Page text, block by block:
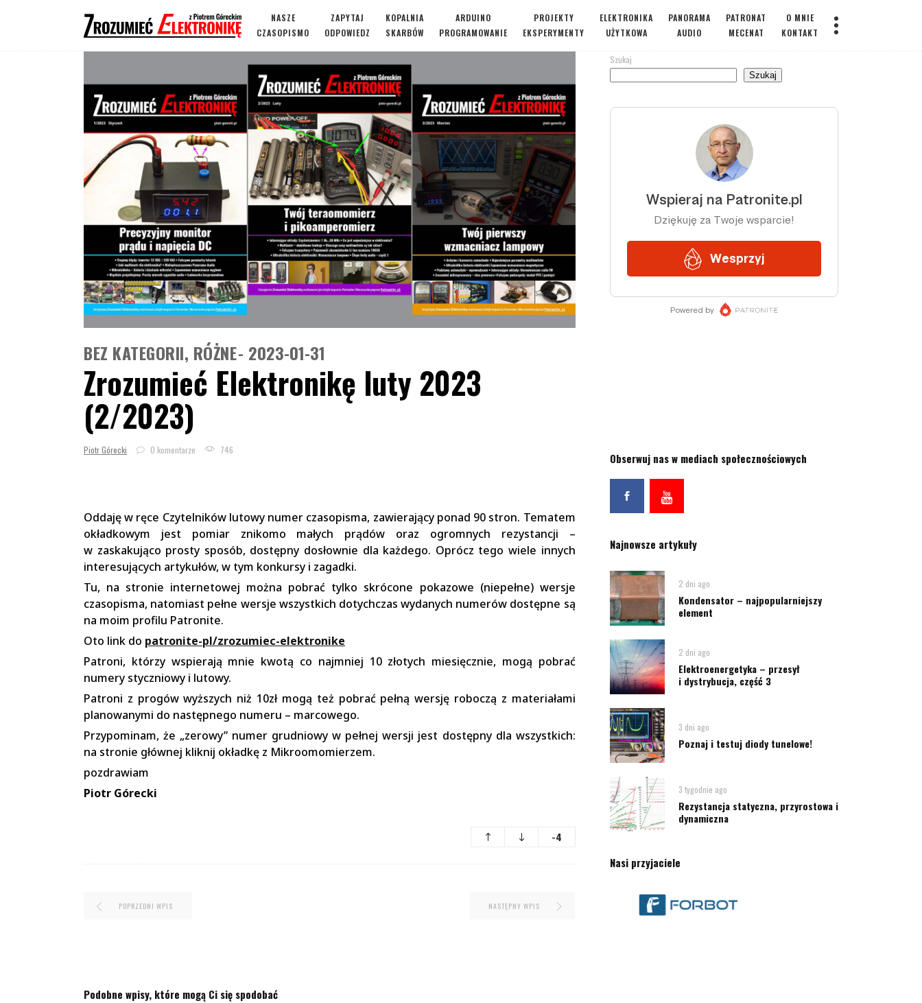
NASZE
CZASOPISMO
ZAPYTAJ
ODPOWIEDZ
KOPALNIA
SKARBÓW
ARDUINO
PROGRAMOWANIE
PROJEKTY
EKSPERYMENTY
ELEKTRONIKA
UŻYTKOWA
PANORAMA
AUDIO
PATRONAT
MECENAT
O MNIE
KONTAKT
BEZ KATEGORII, RÓŻNE 2023-01-31
Zrozumieć Elektronikę luty 2023
(2/2023)
Piotr Górecki 0 komentarze 746
Oddaję w ręce Czytelników lutowy numer czasopisma, zawierający ponad 90 stron. Tematem
okładkowym jest pomiar znikomo małych prądów oraz ogromnych rezystancji –
w zaskakująco prosty sposób, dostępny dosłownie dla każdego. Oprócz tego wiele innych
interesujących artykułów, w tym konkursy i zagadki.
Tu, na stronie internetowej można pobrać tylko skrócone pokazowe (niepełne) wersje
czasopisma, natomiast pełne wersje wszystkich dotychczas wydanych numerów dostępne są
na moim profilu Patronite.
Oto link do patronite-pl/zrozumiec-elektronike
Patroni, którzy wspierają mnie kwotą co najmniej 10 złotych miesięcznie, mogą pobrać
numery styczniowy i lutowy.
Patroni z progów wyższych niż 10zł mogą też pobrać pełną wersję roboczą z materiałami
planowanymi do następnego numeru – marcowego.
Przypominam, że „zerowy” numer grudniowy w pełnej wersji jest dostępny dla wszystkich:
na stronie głównej kliknij okładkę z Mikroomomierzem.
pozdrawiam
Piotr Górecki
-4
POPRZEDNI WPIS NASTĘPNY WPIS
Szukaj
Szukaj
Obserwuj nas w mediach społecznościowych
Najnowsze artykuły
2 dni ago
Kondensator – najpopularniejszy
element
2 dni ago
Elektroenergetyka – przesył
i dystrybucja, część 3
3 dni ago
Poznaj i testuj diody tunelowe!
3 tygodnie ago
Rezystancja statyczna, przyrostowa i
dynamiczna
Nasi przyjaciele
Podobne wpisy, które mogą Ci się spodobać